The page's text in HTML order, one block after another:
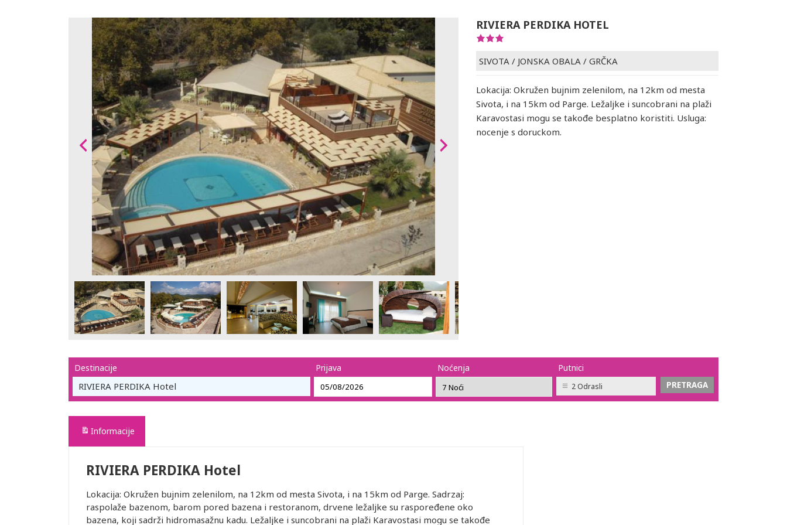
RIVIERA PERDIKA HOTEL
SIVOTA / JONSKA OBALA / GRČKA
Lokacija: Okružen bujnim zelenilom, na 12km od mesta
Sivota, i na 15km od Parge. Ležaljke i suncobrani na plaži
Karavostasi mogu se takođe besplatno koristiti. Usluga:
nocenje s doruckom.
Destinacije
RIVIERA PERDIKA Hotel
Prijava Noćenja Putnici
2 Odrasli
Informacije
RIVIERA PERDIKA Hotel
Lokacija: Okružen bujnim zelenilom, na 12km od mesta Sivota, i na 15km od Parge. Sadrzaj:
raspolaže bazenom, barom pored bazena i restoranom, drvene ležaljke su raspoređene oko
bazena, koji sadrži hidromasažnu kadu. Ležaljke i suncobrani na plaži Karavostasi mogu se takođe